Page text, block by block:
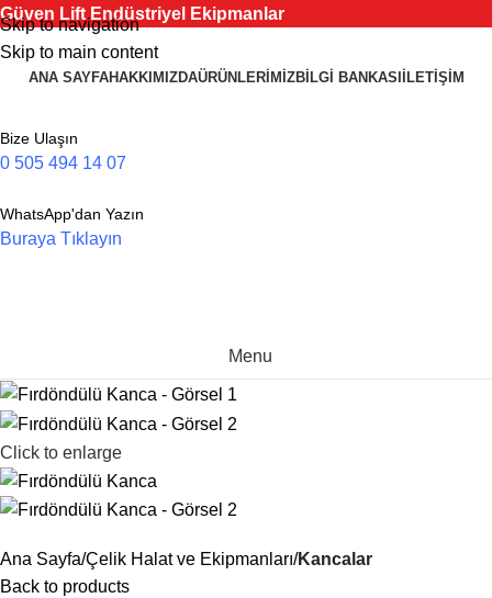
Skip to navigation
Skip to main content
Güven Lift Endüstriyel Ekipmanlar
ANA SAYFAHAKKIMIZDAÜRÜNLERIMIZBILGI BANKASI İLETIŞIM
Bize Ulaşın
0 505 494 14 07
WhatsApp'dan Yazın
Buraya Tıklayın
Menu
Click to enlarge
Ana Sayfa Çelik Halat ve Ekipmanları Kancalar
Back to products